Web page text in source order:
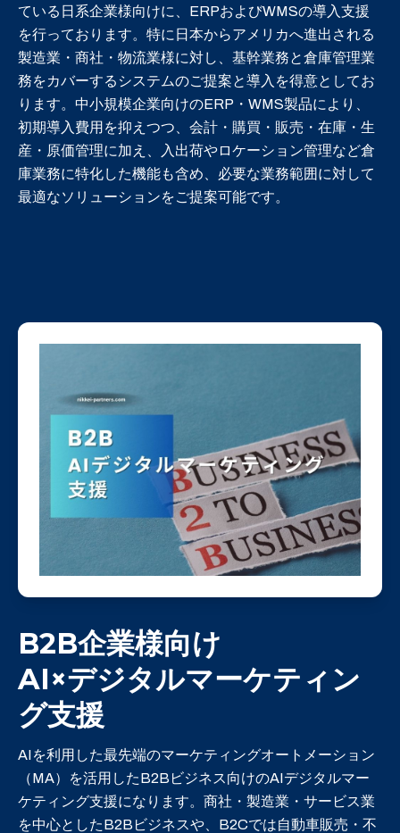
ている日系企業様向けに、ERPおよびWMSの導入支援
を行っております。特に日本からアメリカへ進出される
製造業・商社・物流業様に対し、基幹業務と倉庫管理業
務をカバーするシステムのご提案と導入を得意としてお
ります。中小規模企業向けのERP・WMS製品により、
初期導入費用を抑えつつ、会計・購買・販売・在庫・生
産・原価管理に加え、入出荷やロケーション管理など倉
庫業務に特化した機能も含め、必要な業務範囲に対して
最適なソリューションをご提案可能です。
B2B企業様向け
AI×デジタルマーケティン
グ支援
AIを利用した最先端のマーケティングオートメーション
（MA）を活用したB2Bビジネス向けのAIデジタルマー
ケティング支援になります。商社・製造業・サービス業
を中心としたB2Bビジネスや、B2Cでは自動車販売・不